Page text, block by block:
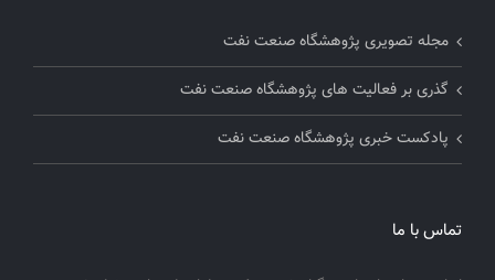
مجله تصویری پژوهشگاه صنعت نفت
گذری بر فعالیت های پژوهشگاه صنعت نفت
پادکست خبری پژوهشگاه صنعت نفت
تماس با ما